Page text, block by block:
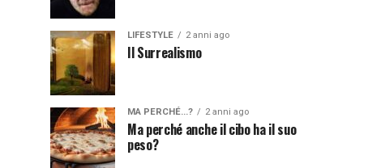
LIFESTYLE 2 anni ago
Il Surrealismo
MA PERCHÉ...? 2 anni ago
Ma perché anche il cibo ha il suo
peso?